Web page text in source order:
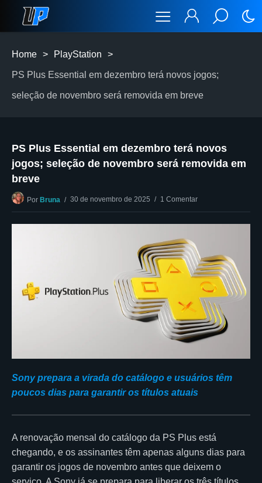
Home > PlayStation >
PS Plus Essential em dezembro terá novos jogos;
seleção de novembro será removida em breve
PS Plus Essential em dezembro terá novos
jogos; seleção de novembro será removida em
breve
Por Bruna 30 de novembro de 2025 1 Comentar
Sony prepara a virada do catálogo e usuários têm
poucos dias para garantir os títulos atuais
A renovação mensal do catálogo da PS Plus está
chegando, e os assinantes têm apenas alguns dias para
garantir os jogos de novembro antes que deixem o